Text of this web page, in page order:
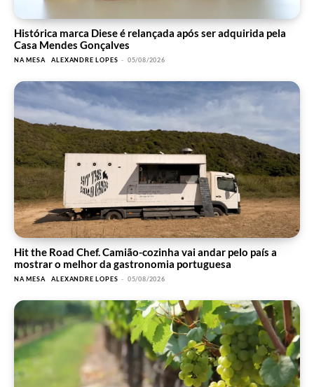
Histórica marca Diese é relançada após ser adquirida pela
Casa Mendes Gonçalves
NA MESA ALEXANDRE LOPES - 05/08/2026
Hit the Road Chef. Camião-cozinha vai andar pelo país a
mostrar o melhor da gastronomia portuguesa
NA MESA ALEXANDRE LOPES - 05/08/2026